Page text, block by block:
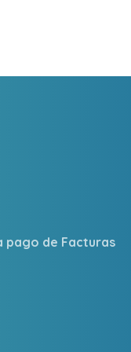
pago de Facturas